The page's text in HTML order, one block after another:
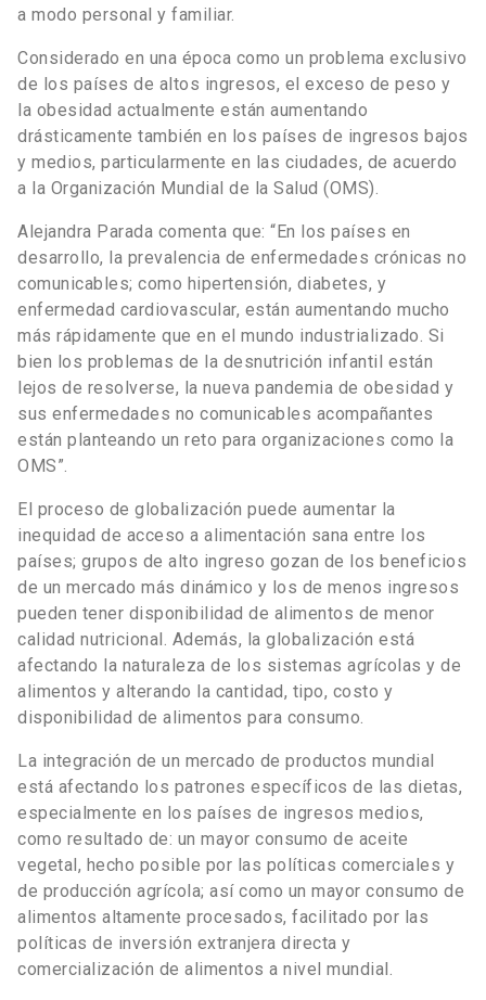
a modo personal y familiar.
Considerado en una época como un problema exclusivo
de los países de altos ingresos, el exceso de peso y
la obesidad actualmente están aumentando
drásticamente también en los países de ingresos bajos
y medios, particularmente en las ciudades, de acuerdo
a la Organización Mundial de la Salud (OMS).
Alejandra Parada comenta que: “En los países en
desarrollo, la prevalencia de enfermedades crónicas no
comunicables; como hipertensión, diabetes, y
enfermedad cardiovascular, están aumentando mucho
más rápidamente que en el mundo industrializado. Si
bien los problemas de la desnutrición infantil están
lejos de resolverse, la nueva pandemia de obesidad y
sus enfermedades no comunicables acompañantes
están planteando un reto para organizaciones como la
OMS”.
El proceso de globalización puede aumentar la
inequidad de acceso a alimentación sana entre los
países; grupos de alto ingreso gozan de los beneficios
de un mercado más dinámico y los de menos ingresos
pueden tener disponibilidad de alimentos de menor
calidad nutricional. Además, la globalización está
afectando la naturaleza de los sistemas agrícolas y de
alimentos y alterando la cantidad, tipo, costo y
disponibilidad de alimentos para consumo.
La integración de un mercado de productos mundial
está afectando los patrones específicos de las dietas,
especialmente en los países de ingresos medios,
como resultado de: un mayor consumo de aceite
vegetal, hecho posible por las políticas comerciales y
de producción agrícola; así como un mayor consumo de
alimentos altamente procesados, facilitado por las
políticas de inversión extranjera directa y
comercialización de alimentos a nivel mundial.